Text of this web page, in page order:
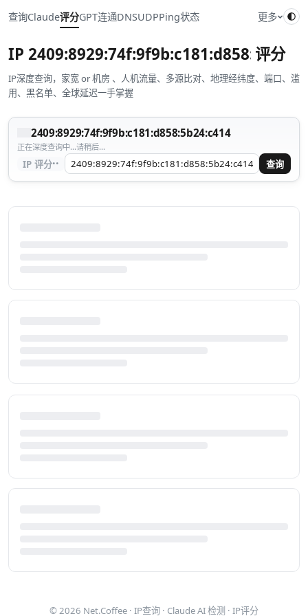
查询Claude评分GPT连通DNSUDPPing状态 更多
IP 评分
IP深度查询，家宽 or 机房 、人机流量、多源比对、地理经纬度、端口、滥
用、黑名单、全球延迟一手掌握
2409:8929:74f:9f9b:c181:d858:5b24:c414
正在深度查询中...请稍后...
IP 评分·· 查询
© 2026 Net.Coffee · IP查询 · Claude AI 检测 · IP评分